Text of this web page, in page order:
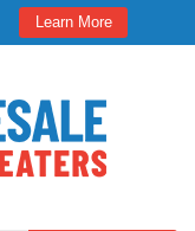
Learn More